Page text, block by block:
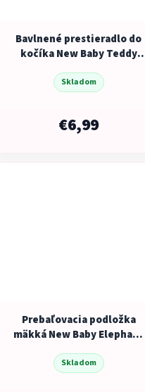
Bavlnené prestieradlo do
kočíka New Baby Teddy
Skladom
€6,99
Prebaľovacia podložka
mäkká New Baby Elephant
Skladom